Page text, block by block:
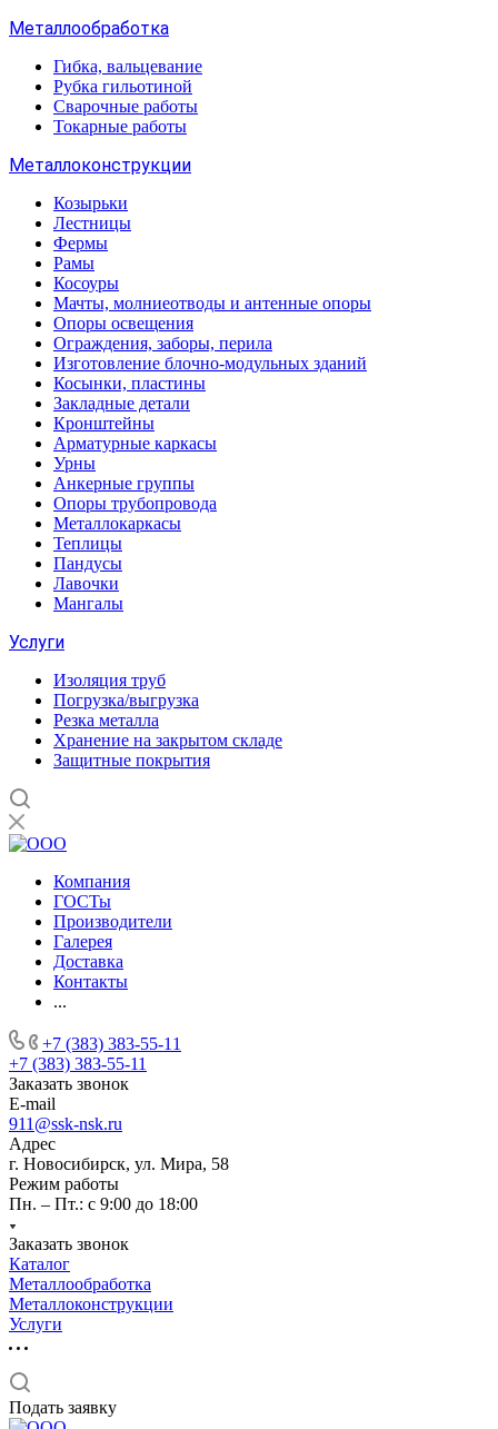
Металлообработка
Гибка, вальцевание
Рубка гильотиной
Сварочные работы
Токарные работы
Металлоконструкции
Козырьки
Лестницы
Фермы
Рамы
Косоуры
Мачты, молниеотводы и антенные опоры
Опоры освещения
Ограждения, заборы, перила
Изготовление блочно-модульных зданий
Косынки, пластины
Закладные детали
Кронштейны
Арматурные каркасы
Урны
Анкерные группы
Опоры трубопровода
Металлокаркасы
Теплицы
Пандусы
Лавочки
Мангалы
Услуги
Изоляция труб
Погрузка/выгрузка
Резка металла
Хранение на закрытом складе
Защитные покрытия
Компания
ГОСТы
Производители
Галерея
Доставка
Контакты
...
+7 (383) 383-55-11
+7 (383) 383-55-11
Заказать звонок
E-mail
911@ssk-nsk.ru
Адрес
г. Новосибирск, ул. Мира, 58
Режим работы
Пн. – Пт.: с 9:00 до 18:00
Заказать звонок
Каталог
Металлообработка
Металлоконструкции
Услуги
Подать заявку